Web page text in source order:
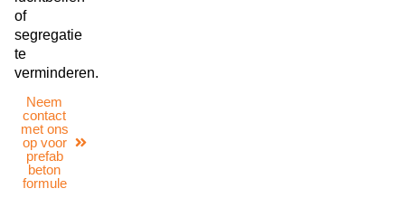
of
segregatie
te
verminderen.
Neem
contact
met ons
op voor
prefab
beton
formule